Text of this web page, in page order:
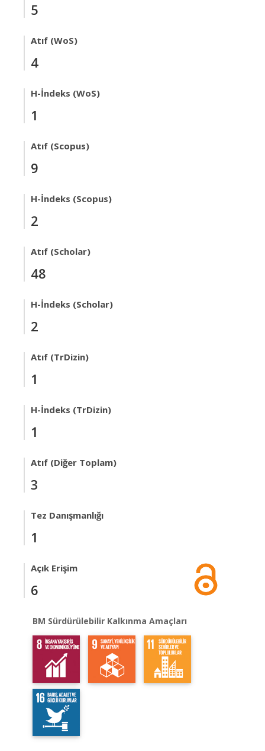
5
Atıf (WoS)
4
H-İndeks (WoS)
1
Atıf (Scopus)
9
H-İndeks (Scopus)
2
Atıf (Scholar)
48
H-İndeks (Scholar)
2
Atıf (TrDizin)
1
H-İndeks (TrDizin)
1
Atıf (Diğer Toplam)
3
Tez Danışmanlığı
1
Açık Erişim
6
BM Sürdürülebilir Kalkınma Amaçları